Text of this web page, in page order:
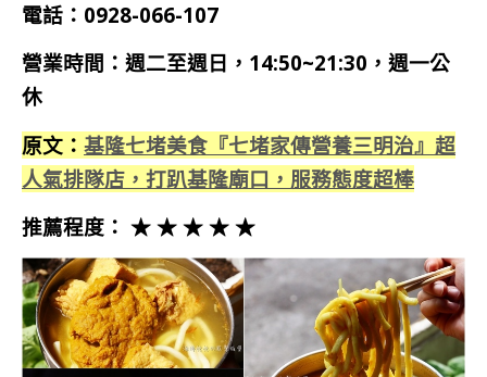
電話：0928-066-107
營業時間：週二至週日，14:50~21:30，週一公
休
原文： 基隆七堵美食『七堵家傳營養三明治』超
人氣排隊店，打趴基隆廟口，服務態度超棒
推薦程度： ★ ★ ★ ★ ★